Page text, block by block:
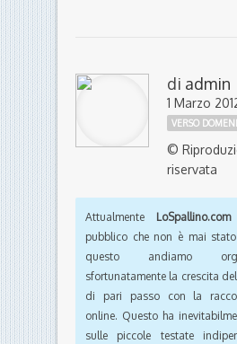
di admin
1 Marzo
VERSO
©
riservata
Attualmente LoSpallino.com
pubblico che non è mai
questo andiamo
sfortunatamente la crescita
di pari passo con la
online. Questo ha
sulle piccole testate